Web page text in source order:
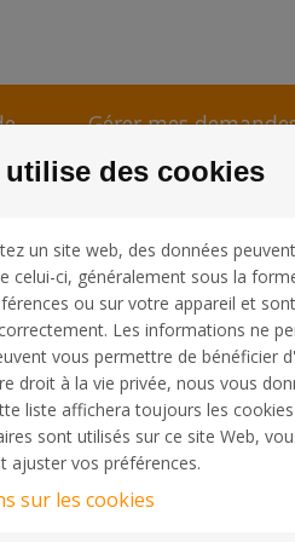
Gérer mes
utilisateur Coop,
et votre mot de passe
utilise des cookies
un site web, des données
celui-ci, généralement sous la
ou sur votre appareil et
Les informations ne
vous permettre de bénéficier
droit à la vie privée, nous vous
liste affichera toujours les
sont utilisés sur ce site Web,
ajuster vos préférences.
sur les cookies